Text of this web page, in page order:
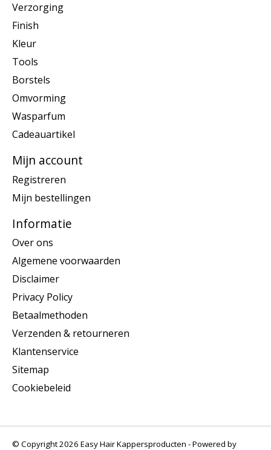
Verzorging
Finish
Kleur
Tools
Borstels
Omvorming
Wasparfum
Cadeauartikel
Mijn account
Registreren
Mijn bestellingen
Informatie
Over ons
Algemene voorwaarden
Disclaimer
Privacy Policy
Betaalmethoden
Verzenden & retourneren
Klantenservice
Sitemap
Cookiebeleid
© Copyright 2026 Easy Hair Kappersproducten - Powered by